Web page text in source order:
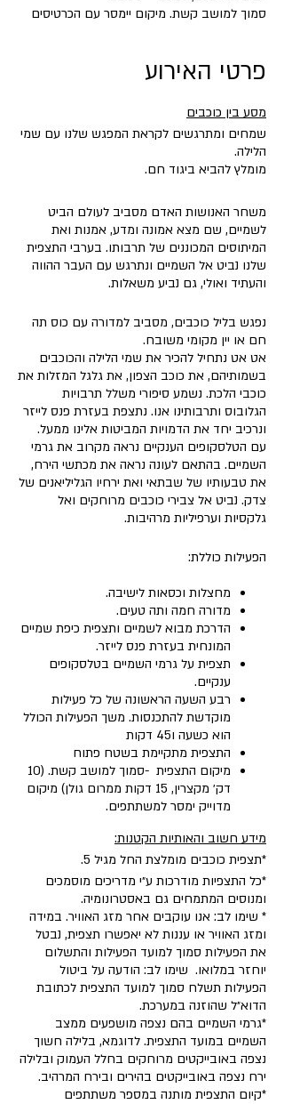
סמוך למושב קשת. מיקום יימסר עם הכרטיסים
פרטי האירוע
מסע בין כוכבים
שמחים ומתרגשים לקראת המפגש שלנו עם שמי
הלילה.
מומלץ להביא ביגוד חם.
משחר האנושות האדם מסביב לעולם הביט
לשמיים, שם מצא אמונה ומדע, אמנות ואת
המיתוסים המכוננים של תרבותו. בערבי התצפית
שלנו נביט אל השמיים ונתרגש עם העבר ההווה
והעתיד ואולי, גם נביע משאלות.
נפגש בליל כוכבים, מסביב למדורה עם כוס תה
חם או יין מקומי משובח.
אט אט נתחיל להכיר את שמי הלילה והכוכבים
בשמותיהם, את כוכב הצפון, את גלגל המזלות את
כוכבי הלכת. נשמע סיפורי משלל תרבויות
הגלובוס ותרבותינו אנו. נתצפת בעזרת פנס לייזר
ונרכיב יחד את הדמויות המביטות אלינו ממעל.
עם הטלסקופים הענקיים נראה מקרוב את גרמי
השמיים. בהתאם לעונה נראה את מכתשי הירח,
את טבעותיו של שבתאי ואת ירחיו הגליליאנים של
צדק. נביט אל צבירי כוכבים מרוחקים ואל
גלקסיות וערפיליות מרהיבות.
הפעילות כוללת:
מחצלות וכסאות לישיבה.
מדורה חמה ותה טעים.
הדרכת מבוא לשמיים ותצפית כיפת שמיים
המונחית בעזרת פנס לייזר.
תצפית על גרמי השמיים בטלסקופים
ענקיים.
רבע השעה הראשונה של כל פעילות
מוקדשת להתכנסות. משך הפעילות הכולל
הוא כשעה ו45 דקות
התצפית מתקיימת בשטח פתוח
מיקום התצפית -סמוך למושב קשת. (10
דק׳ מקצרין, 15 דקות ממרום גולן) מיקום
מדוייק ימסר למשתתפים.
מידע חשוב והאותיות הקטנות:
*תצפית כוכבים מומלצת החל מגיל 5.
*כל התצפיות מודרכות ע״י מדריכים מוסמכים
ומנוסים המתמחים גם באסטרונומיה.
* שימו לב: אנו עוקבים אחר מזג האוויר. במידה
ומזג האוויר או עננות לא יאפשרו תצפית, נבטל
את הפעילות סמוך למועד הפעילות והתשלום
יוחזר במלואו. שימו לב: הודעה על ביטול
הפעילות תשלח סמוך למועד התצפית לכתובת
הדוא״ל שהוזנה במערכת.
*גרמי השמיים בהם נצפה מושפעים ממצב
השמיים במועד התצפית. לדוגמא, בלילה חשוך
נצפה באובייקטים מרוחקים בחלל העמוק ובלילה
ירח נצפה באובייקטים בהירים ובירח המרהיב.
​*קיום התצפית מותנה במספר משתתפים